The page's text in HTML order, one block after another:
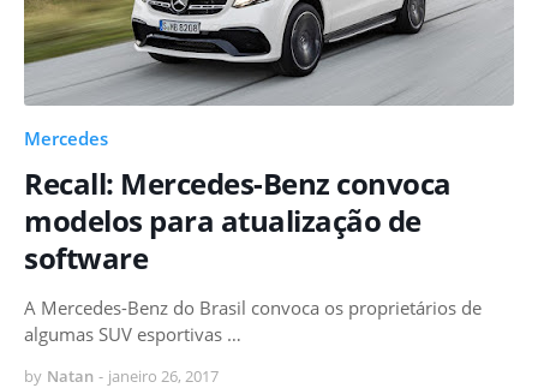
Mercedes
Recall: Mercedes-Benz convoca
modelos para atualização de
software
A Mercedes-Benz do Brasil convoca os proprietários de
algumas SUV esportivas …
by Natan - janeiro 26, 2017